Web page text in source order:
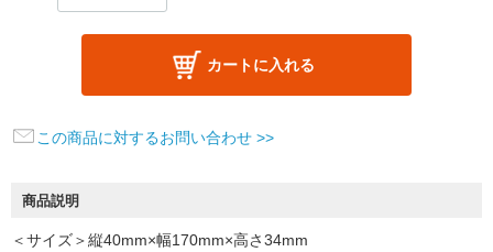
カートに入れる
この商品に対するお問い合わせ >>
商品説明
＜サイズ＞縦40mm×幅170mm×高さ34mm